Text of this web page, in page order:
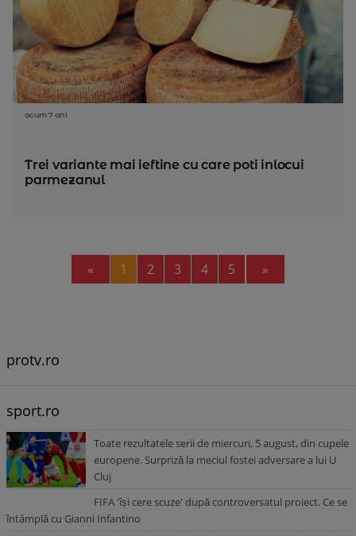
acum 7 ani
Trei variante mai ieftine cu care poti inlocui
parmezanul
« Previous
1 2 3 4 5 »
protv.ro
sport.ro
Toate rezultatele serii de miercuri, 5 august, din cupele
europene. Surpriză la meciul fostei adversare a lui U
Cluj
FIFA 'își cere scuze' după controversatul proiect. Ce se
întâmplă cu Gianni Infantino